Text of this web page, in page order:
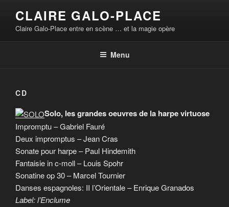
contenu
principal
CLAIRE GALO-PLACE
Claire Galo-Place entre en scène … et la magie opère
Menu
CD
Solo, les grandes oeuvres de la harpe virtuose
Impromptu – Gabriel Fauré
Deux impromptus – Jean Cras
Sonate pour harpe – Paul Hindemith
Fantaisie in c-moll – Louis Spohr
Sonatine op 30 – Marcel Tournier
Danses espagnoles: II l’Orientale – Enrique Granados
Label: l’Enclume